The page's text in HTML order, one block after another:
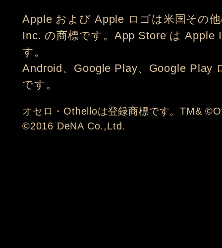
Apple および Apple ロゴは米国その
Inc. の商標です。App Store は Apple
す。
Android、Google Play、Google Play
です。
オセロ・Othelloは登録商標です。TM&
©2016 DeNA Co.,Ltd.